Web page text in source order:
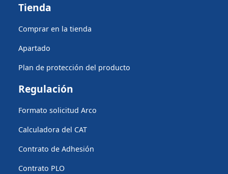
Tienda
Comprar en la tienda
Apartado
Plan de protección del producto
Regulación
Formato solicitud Arco
Calculadora del CAT
Contrato de Adhesión
Contrato PLO